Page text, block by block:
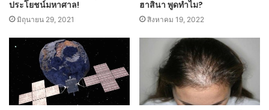
ประโยชน์มหาศาล!
มิถุนายน 29, 2021
ฮาสินา พูดทำไม?
สิงหาคม 19, 2022